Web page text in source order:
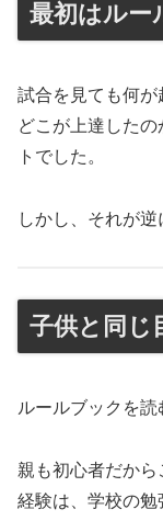
最初はルー
試合を見ても何が
どこが上達した
トでした。
しかし、それが逆
子供と同じ
ルールブックを読
親も初心者だか
経験は、学校の勉